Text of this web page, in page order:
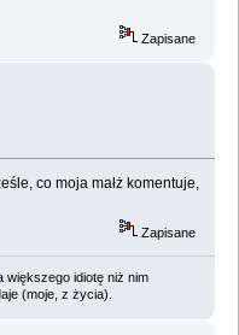
Zapisane
co moja małż komentuje,
Zapisane
większego idiotę niż nim
(moje, z życia).